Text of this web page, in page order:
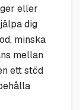
eller
dig
minska
mellan
ett stöd